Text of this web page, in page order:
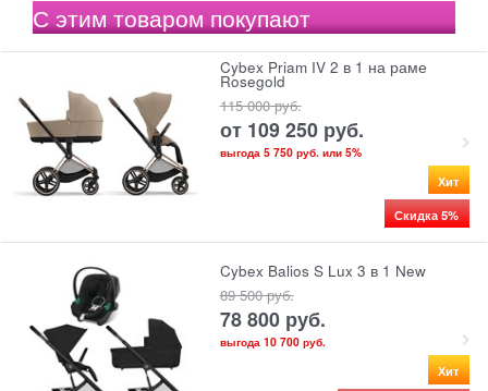
С этим товаром покупают
Cybex Priam IV 2 в 1 на раме
Rosegold
115 000 руб.
от 109 250 руб.
выгода 5 750 руб.или 5%
Хит
Скидка 5%
Cybex Balios S Lux 3 в 1 New
89 500 руб.
78 800 руб.
выгода 10 700 руб.
Хит